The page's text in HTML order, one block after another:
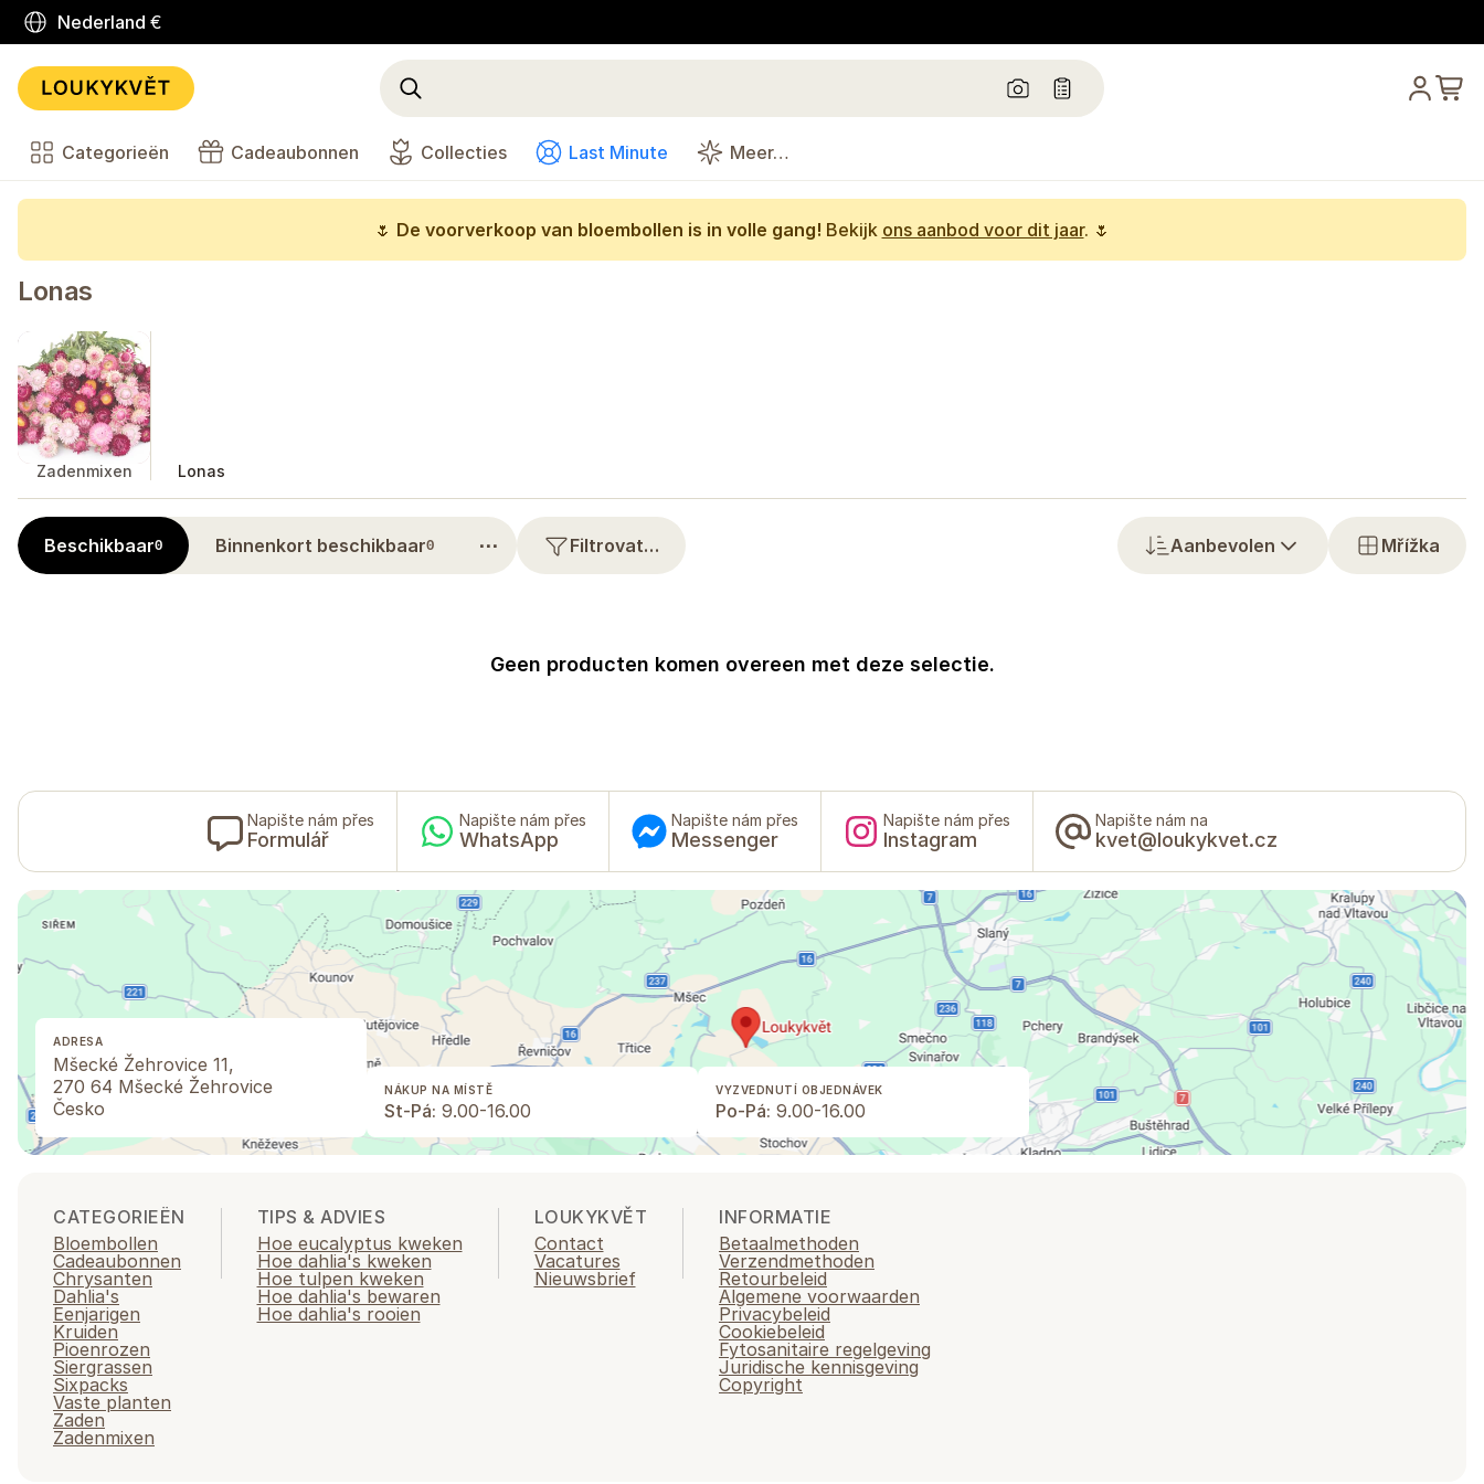
Nederland €
Categorieën Cadeaubonnen Collecties Last Minute Meer…
🌷 De voorverkoop van bloembollen is in volle gang! Bekijk ons aanbod voor dit jaar. 🌷
Lonas
Zadenmixen Lonas
Beschikbaar0 Binnenkort beschikbaar0 ⋯ Filtrovat… Aanbevolen Mřížka
Geen producten komen overeen met deze selectie.
Napište nám přes
Formulář
Napište nám přes
WhatsApp
Napište nám přes
Messenger
Napište nám přes
Instagram
Napište nám na
kvet@loukykvet.cz
ADRESA
Mšecké Žehrovice 11,
270 64 Mšecké Žehrovice
Česko
NÁKUP NA MÍSTĚ
St-Pá: 9.00-16.00
VYZVEDNUTÍ OBJEDNÁVEK
Po-Pá: 9.00-16.00
CATEGORIEËN
Bloembollen
Cadeaubonnen
Chrysanten
Dahlia's
Eenjarigen
Kruiden
Pioenrozen
Siergrassen
Sixpacks
Vaste planten
Zaden
Zadenmixen
TIPS & ADVIES
Hoe eucalyptus kweken
Hoe dahlia's kweken
Hoe tulpen kweken
Hoe dahlia's bewaren
Hoe dahlia's rooien
LOUKYKVĚT
Contact
Vacatures
Nieuwsbrief
INFORMATIE
Betaalmethoden
Verzendmethoden
Retourbeleid
Algemene voorwaarden
Privacybeleid
Cookiebeleid
Fytosanitaire regelgeving
Juridische kennisgeving
Copyright